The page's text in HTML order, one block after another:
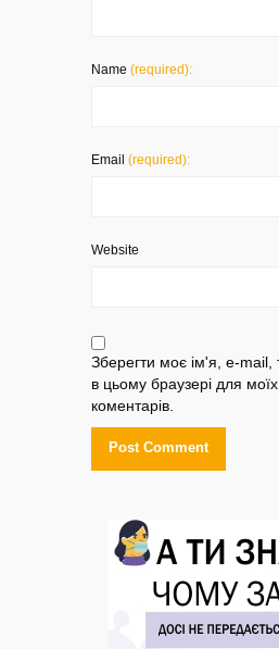
Name (required):
Email (required):
Website
Зберегти моє ім'я, e-mail,
в цьому браузері для
коментарів.